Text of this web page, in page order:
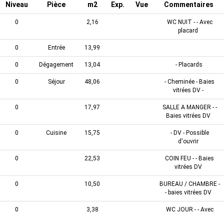
Niveau Pièce m2 Exp. Vue Commentaires
0 2,16
WC NUIT - - Avec
placard
0 Entrée 13,99
0 Dégagement 13,04 - Placards
0 Séjour 48,06
- Cheminée - Baies
vitrées DV -
0 17,97
SALLE A MANGER - -
Baies vitrées DV
0 Cuisine 15,75
- DV - Possible
d'ouvrir
0 22,53
COIN FEU - - Baies
vitrées DV
0 10,50
BUREAU / CHAMBRE -
- baies vitrées DV
0 3,38
WC JOUR - - Avec